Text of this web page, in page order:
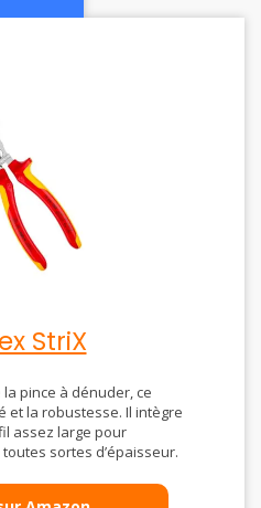
StriX
pince à dénuder, ce
et la robustesse. Il intègre
assez large pour
sortes d’épaisseur.